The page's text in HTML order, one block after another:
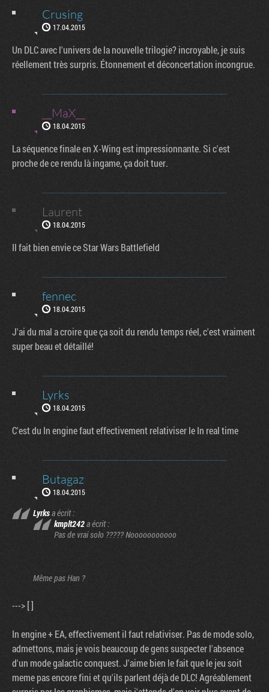
Crusing
17.04.2015
Un DLC avec l'univers de la nouvelle trilogie? incroyable, je suis
réellement très surpris. Étonnement et déconcertation incongrue.
__MaX__
18.04.2015
La séquence finale en X-Wing est impressionnante. Si c'est
proche de ce rendu là ingame, ça doit tuer.
Laurent
18.04.2015
Il fait bien envie ce Star Wars Battlefield
fennec
18.04.2015
J'ai du mal a croire que ça soit du rendu temps réel, c'est vraiment
super beau et détaillé!
Lyrks
18.04.2015
C'est du In engine faut effectivement relativiser le In real time
Butagaz
18.04.2015
Lyrksa écrit :
kmplt242a écrit :
Pas de vrai solo ????? Nooooooooooo
Même pas Han ?
---> [ ]
In engine + EA, effectivement il faut relativiser. Pas de mode solo,
admettons, mais je vois beaucoup de gens suspecter l'absence
d'un mode galactic conquest. J'aime bien le fait que le jeu soit
meme pas encore fini et qu'ils parlent déjà de DLC! Agréablement